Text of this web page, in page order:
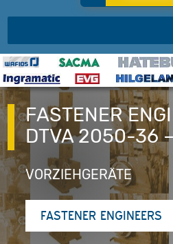
FASTENER
DTVA 2050-36
VORZIEHGERÄTE
FASTENER ENGINEERS